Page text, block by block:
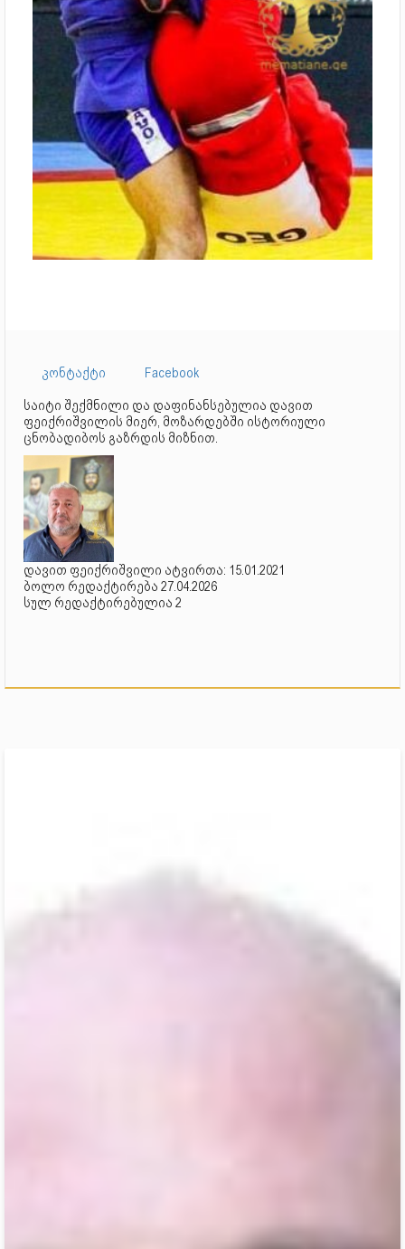
კონტაქტი
Facebook
საიტი შექმნილი და დაფინანსებულია დავით
ფეიქრიშვილის მიერ, მოზარდებში ისტორიული
ცნობადიბოს გაზრდის მიზნით.
დავით ფეიქრიშვილი ატვირთა: 15.01.2021
ბოლო რედაქტირება 27.04.2026
სულ რედაქტირებულია 2